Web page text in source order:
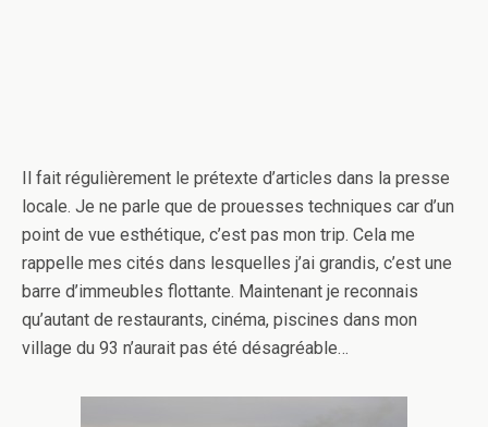
Il fait régulièrement le prétexte d’articles dans la presse
locale. Je ne parle que de prouesses techniques car d’un
point de vue esthétique, c’est pas mon trip. Cela me
rappelle mes cités dans lesquelles j’ai grandis, c’est une
barre d’immeubles flottante. Maintenant je reconnais
qu’autant de restaurants, cinéma, piscines dans mon
village du 93 n’aurait pas été désagréable…